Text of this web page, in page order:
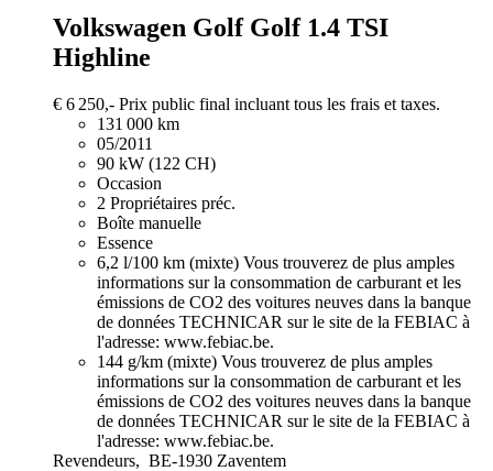
Volkswagen Golf Golf 1.4 TSI
Highline
€ 6 250,- Prix public final incluant tous les frais et taxes.
131 000 km
05/2011
90 kW (122 CH)
Occasion
2 Propriétaires préc.
Boîte manuelle
Essence
6,2 l/100 km (mixte) Vous trouverez de plus amples
informations sur la consommation de carburant et les
émissions de CO2 des voitures neuves dans la banque
de données TECHNICAR sur le site de la FEBIAC à
l'adresse: www.febiac.be.
144 g/km (mixte) Vous trouverez de plus amples
informations sur la consommation de carburant et les
émissions de CO2 des voitures neuves dans la banque
de données TECHNICAR sur le site de la FEBIAC à
l'adresse: www.febiac.be.
Revendeurs, BE-1930 Zaventem